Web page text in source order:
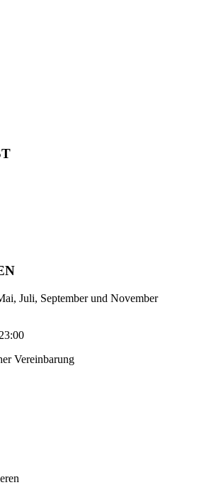
Juli, September und November
Vereinbarung